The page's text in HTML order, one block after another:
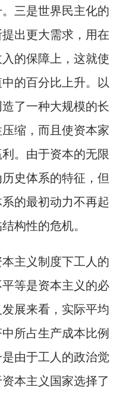
三是世界民主化的
出更大需求，用在
的保障上，这就使
的百分比上升。以
造了一种大规模的长
缩，而且使资本家
。由于资本的无限
史体系的特征，但
的最初动力不再起
构性的危机。
主义制度下工人的
等是资本主义的必
展来看，实际平均
所占生产成本比例
由于工人的政治觉
本主义国家选择了